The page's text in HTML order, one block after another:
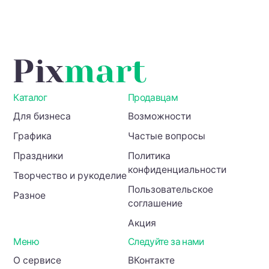
Каталог
Для бизнеса
Графика
Праздники
Творчество и рукоделие
Разное
Продавцам
Возможности
Частые вопросы
Политика
конфиденциальности
Пользовательское
соглашение
Акция
Меню
О сервисе
Следуйте за нами
ВКонтакте